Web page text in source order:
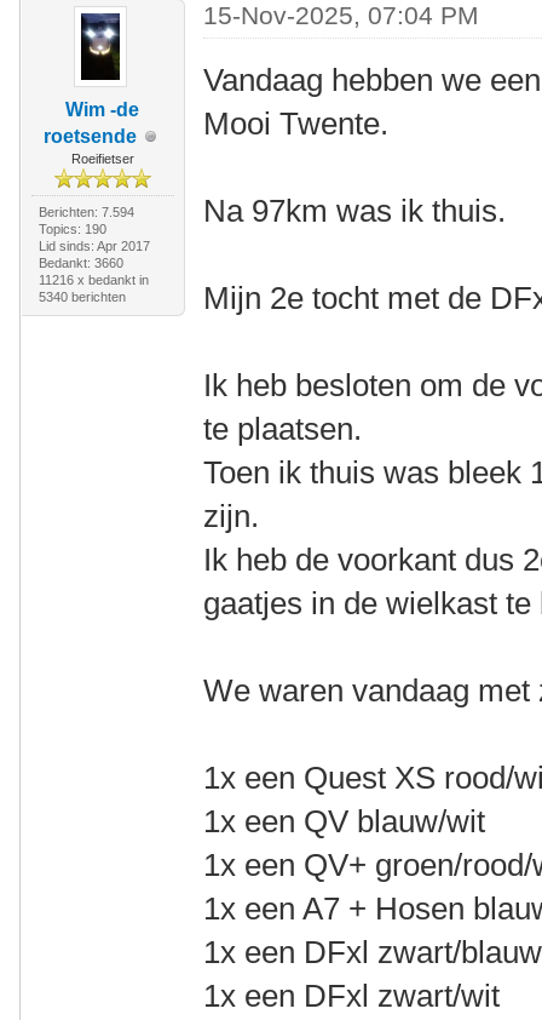
Wim -de
roetsende
Roeifietser
Berichten: 7.594
Topics: 190
Lid sinds: Apr 2017
Bedankt: 3660
11216 x bedankt in
5340 berichten
15-Nov-2025, 07:04 PM
Vandaag hebben we
Mooi Twente.
Na 97km was ik thuis.
Mijn 2e tocht met de
Ik heb besloten om de
te plaatsen.
Toen ik thuis was bleek
zijn.
Ik heb de voorkant dus
gaatjes in de wielkast te
We waren vandaag met
1x een Quest XS rood/
1x een QV blauw/wit
1x een QV+ groen/rood/
1x een A7 + Hosen
1x een DFxl zwart/blauw
1x een DFxl zwart/wit